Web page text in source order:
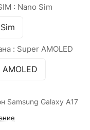
: Nano Sim
: Super AMOLED
AMOLED
Samsung Galaxy A17